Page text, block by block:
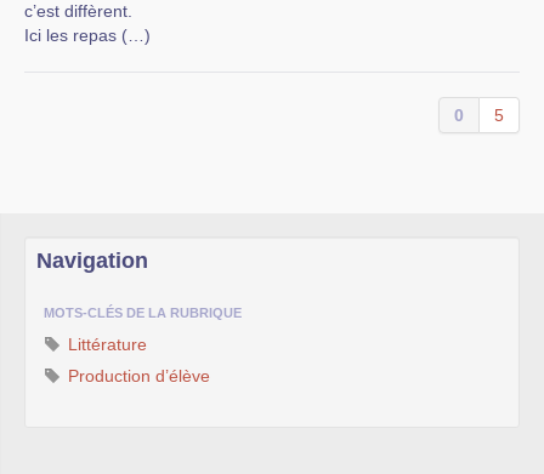
c’est diffèrent.
Ici les repas (…)
0 5
Navigation
MOTS-CLÉS DE LA RUBRIQUE
Littérature
Production d’élève